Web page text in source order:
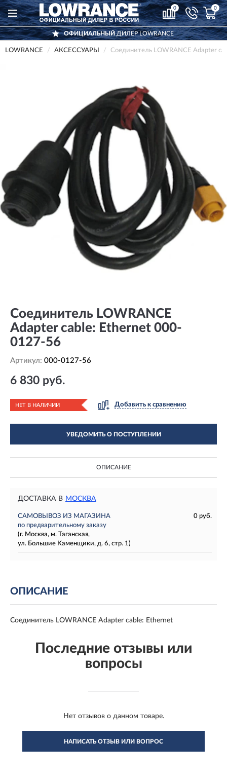
0 0
ОФИЦИАЛЬНЫЙДИЛЕР LOWRANCE
LOWRANCE АКСЕССУАРЫ Соединитель LOWRANCE Adapter
Соединитель LOWRANCE
Adapter cable: Ethernet 000-
0127-56
Артикул: 000-0127-56
6 830 руб.
НЕТ В НАЛИЧИИ Добавить к сравнению
УВЕДОМИТЬ О ПОСТУПЛЕНИИ
ОПИСАНИЕ
ДОСТАВКА В МОСКВА
САМОВЫВОЗ ИЗ МАГАЗИНА
0 руб.
по предварительному заказу
(г. Москва, м. Таганская,
ул. Большие Каменщики, д. 6, стр. 1)
ОПИСАНИЕ
Соединитель LOWRANCE Adapter cable: Ethernet
Последние отзывы или
вопросы
Нет отзывов о данном товаре.
НАПИСАТЬ ОТЗЫВ ИЛИ ВОПРОС